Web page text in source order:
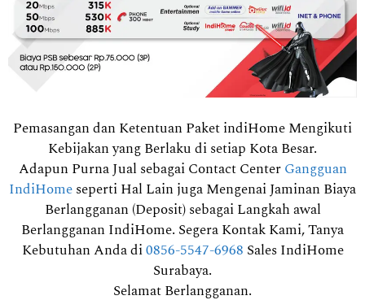
Pemasangan dan Ketentuan Paket indiHome Mengikuti
Kebijakan yang Berlaku di setiap Kota Besar.
Adapun Purna Jual sebagai Contact CenterGangguan
IndiHomeseperti Hal Lain juga Mengenai Jaminan Biaya
Berlangganan (Deposit) sebagai Langkah awal
Berlangganan IndiHome. Segera Kontak Kami, Tanya
Kebutuhan Anda di0856-5547-6968 Sales IndiHome
Surabaya.
Selamat Berlangganan.